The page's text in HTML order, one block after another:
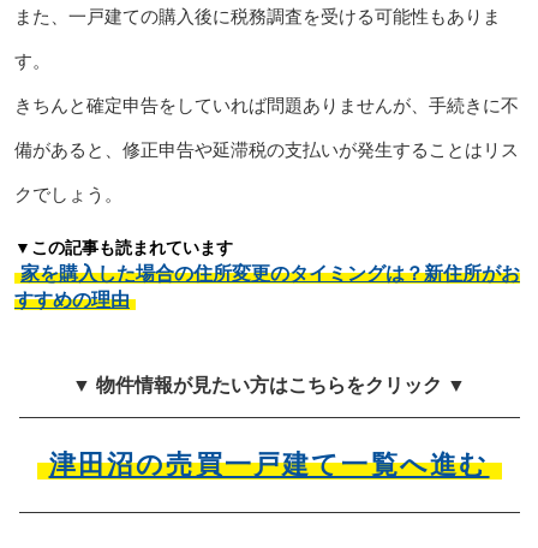
また、一戸建ての購入後に税務調査を受ける可能性もありま
す。
きちんと確定申告をしていれば問題ありませんが、手続きに不
備があると、修正申告や延滞税の支払いが発生することはリス
クでしょう。
▼この記事も読まれています
家を購入した場合の住所変更のタイミングは？新住所がお
すすめの理由
▼ 物件情報が見たい方はこちらをクリック ▼
津田沼の売買一戸建て一覧へ進む